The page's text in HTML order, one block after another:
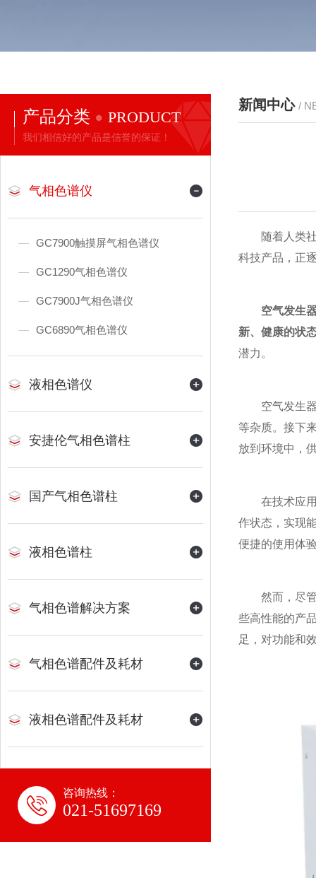
产品分类 PRODUCT
我们相信好的产品是信誉的保证！
气相色谱仪
GC7900触摸屏气相色谱仪
GC1290气相色谱仪
GC7900J气相色谱仪
GC6890气相色谱仪
液相色谱仪
安捷伦气相色谱柱
国产气相色谱柱
液相色谱柱
气相色谱解决方案
气相色谱配件及耗材
液相色谱配件及耗材
咨询热线：
021-51697169
新闻中心 /
随着人类社
科技产品，正
空气发生
新、健康的状
潜力。
空气发生器
等杂质。接下
放到环境中，
在技术应用
作状态，实现
便捷的使用体
然而，尽管
些高性能的产
足，对功能和